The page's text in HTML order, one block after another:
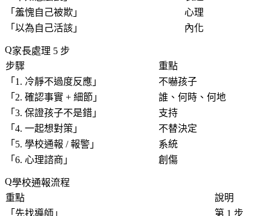
「 羞愧自己被欺 」
心理
「 以為自己活該 」 內化
家長處理 5 步
步驟
重點
「 1. 冷靜不過度反應 」
不嚇孩子
「 2. 確認事實 + 細節 」
誰、何時、何地
「 3. 保證孩子不是錯 」
支持
「 4. 一起想對策 」
不替決定
「 5. 學校通報 / 報警 」
系統
「 6. 心理諮商 」 創傷
學校通報流程
重點
說明
「 先找導師 」 第 1 步